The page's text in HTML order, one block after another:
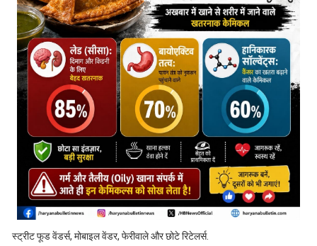
स्ट्रीट फूड वेंडर्स, मोबाइल वेंडर, फेरीवाले और छोटे रिटेलर्स.